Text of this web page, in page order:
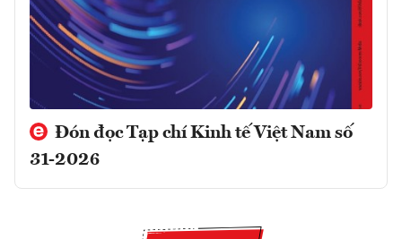
Đón đọc Tạp chí Kinh tế Việt Nam số
31-2026